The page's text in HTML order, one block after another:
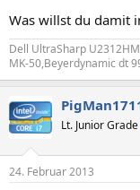
Was willst du damit
Dell UltraSharp
MK-50,Beyerdynamic dt
Lt. Junior Grade
24. Februar 2013